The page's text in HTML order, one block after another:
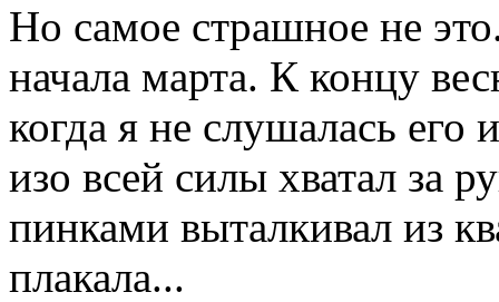
Но самое страшное не
начала марта. К концу
когда я не слушалась его
изо всей силы хватал за
пинками выталкивал из
плакала...